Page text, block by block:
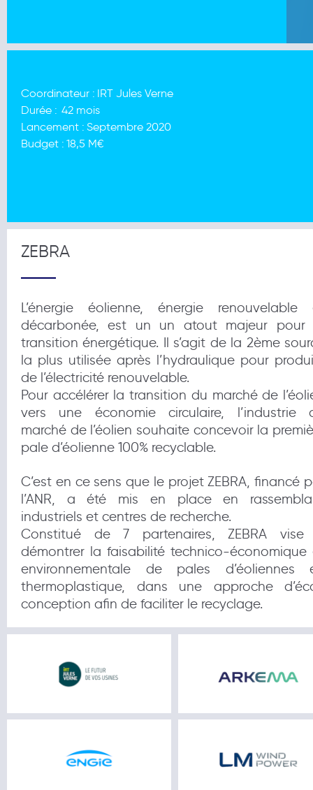
Coordinateur : IRT Jules Verne
Durée : 42 mois
Lancement : Septembre 2020
Budget : 18,5 M€
ZEBRA
L’énergie éolienne, énergie renouvelable
décarbonée, est un un atout majeur pour
transition énergétique. Il s’agit de la 2ème
la plus utilisée après l’hydraulique pour
de l’électricité renouvelable.
Pour accélérer la transition du marché de
vers une économie circulaire, l’industrie
marché de l’éolien souhaite concevoir la
pale d’éolienne 100% recyclable.
C’est en ce sens que le projet ZEBRA, financé
l’ANR, a été mis en place en
industriels et centres de recherche.
Constitué de 7 partenaires, ZEBRA
démontrer la faisabilité technico-économique
environnementale de pales d’éoliennes
thermoplastique, dans une approche
conception afin de faciliter le recyclage.